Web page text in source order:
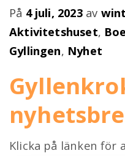
På Publicerad
på
4 juli, 2023av
Aktivitetshuset,
Gyllingen, Nyhet
Klicka på länken för